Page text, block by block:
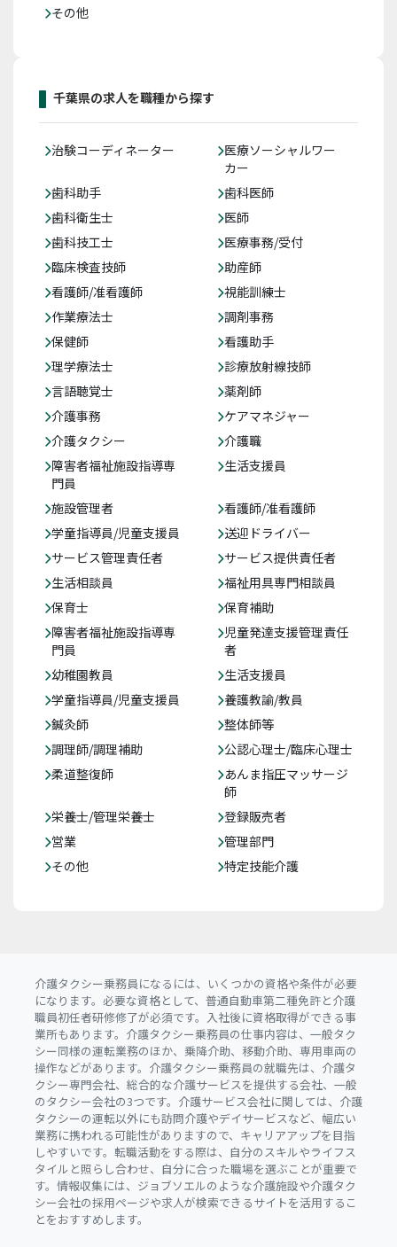
その他
千葉県の求人を職種から探す
治験コーディネーター
医療ソーシャルワー
カー
歯科助手
歯科医師
歯科衛生士
医師
歯科技工士
医療事務/受付
臨床検査技師
助産師
看護師/准看護師
視能訓練士
作業療法士
調剤事務
保健師
看護助手
理学療法士
診療放射線技師
言語聴覚士
薬剤師
介護事務
ケアマネジャー
介護タクシー
介護職
障害者福祉施設指導専
門員
生活支援員
施設管理者
看護師/准看護師
学童指導員/児童支援員
送迎ドライバー
サービス管理責任者
サービス提供責任者
生活相談員
福祉用具専門相談員
保育士
保育補助
障害者福祉施設指導専
門員
児童発達支援管理責任
者
幼稚園教員
生活支援員
学童指導員/児童支援員
養護教諭/教員
鍼灸師
整体師等
調理師/調理補助
公認心理士/臨床心理士
柔道整復師
あんま指圧マッサージ
師
栄養士/管理栄養士
登録販売者
営業
管理部門
その他
特定技能介護
介護タクシー乗務員になるには、いくつかの資格や条件が必要
になります。必要な資格として、普通自動車第二種免許と介護
職員初任者研修修了が必須です。入社後に資格取得ができる事
業所もあります。介護タクシー乗務員の仕事内容は、一般タク
シー同様の運転業務のほか、乗降介助、移動介助、専用車両の
操作などがあります。介護タクシー乗務員の就職先は、介護タ
クシー専門会社、総合的な介護サービスを提供する会社、一般
のタクシー会社の3つです。介護サービス会社に関しては、介護
タクシーの運転以外にも訪問介護やデイサービスなど、幅広い
業務に携われる可能性がありますので、キャリアアップを目指
しやすいです。転職活動をする際は、自分のスキルやライフス
タイルと照らし合わせ、自分に合った職場を選ぶことが重要で
す。情報収集には、ジョブソエルのような介護施設や介護タク
シー会社の採用ページや求人が検索できるサイトを活用するこ
とをおすすめします。